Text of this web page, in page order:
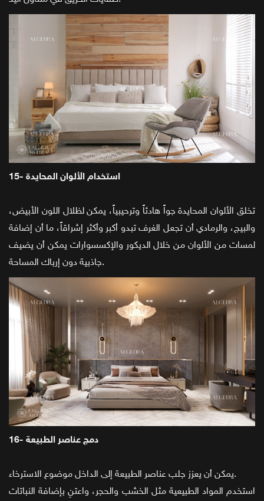
15- استخدام الألوان المحايدة
تخلق الألوان المحايدة جواً هادئاً وترحيبياً، يمكن لظلال اللون الأبيض،
والبيج، والرمادي أن تجعل الغرف تبدو أكبر وأكثر إشراقاً، ما أن إضافة
لمسات من الألوان من خلال الديكور والإكسسوارات يمكن أن يضيف
جاذبية دون إرباك المساحة.
16- دمج عناصر الطبيعة
يمكن أن يعزز جلب عناصر الطبيعة إلى الداخل موضوع الاسترخاء.
استخدم المواد الطبيعية مثل الخشب والحجر، واعتنِ بإضافة النباتات